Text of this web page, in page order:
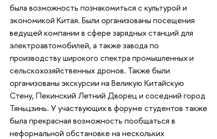
была возможность познакомиться с культурой и
экономикой Китая. Были организованы посещения
ведущей компании в сфере зарядных станций для
электроавтомобилей, а также завода по
производству широкого спектра промышленных и
сельскохозяйственных дронов. Также были
организованы экскурсии на Великую Китайскую
Стену, Пекинский Летний Дворец и соседний город
Тяньцзинь. У участвующих в форуме студентов также
была прекрасная возможность пообщаться в
неформальной обстановке на нескольких